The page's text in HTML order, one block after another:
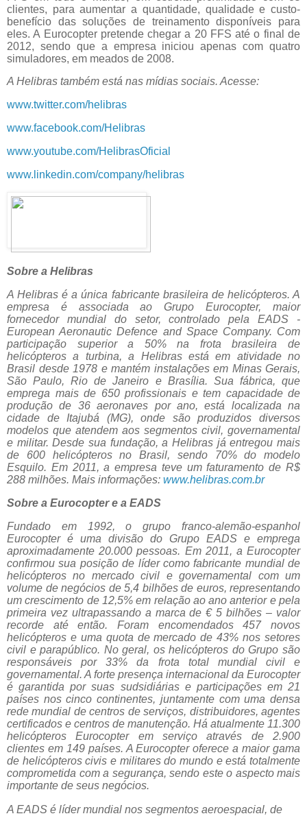
clientes, para aumentar a quantidade, qualidade e custo-
benefício das soluções de treinamento disponíveis para
eles. A Eurocopter pretende chegar a 20 FFS até o final de
2012, sendo que a empresa iniciou apenas com quatro
simuladores, em meados de 2008.
A Helibras também está nas mídias sociais. Acesse:
www.twitter.com/helibras
www.facebook.com/Helibras
www.youtube.com/HelibrasOficial
www.linkedin.com/company/helibras
Sobre a Helibras
A Helibras é a única fabricante brasileira de helicópteros. A
empresa é associada ao Grupo Eurocopter, maior
fornecedor mundial do setor, controlado pela EADS -
European Aeronautic Defence and Space Company. Com
participação superior a 50% na frota brasileira de
helicópteros a turbina, a Helibras está em atividade no
Brasil desde 1978 e mantém instalações em Minas Gerais,
São Paulo, Rio de Janeiro e Brasília. Sua fábrica, que
emprega mais de 650 profissionais e tem capacidade de
produção de 36 aeronaves por ano, está localizada na
cidade de Itajubá (MG), onde são produzidos diversos
modelos que atendem aos segmentos civil, governamental
e militar. Desde sua fundação, a Helibras já entregou mais
de 600 helicópteros no Brasil, sendo 70% do modelo
Esquilo. Em 2011, a empresa teve um faturamento de R$
288 milhões. Mais informações: www.helibras.com.br
Sobre a Eurocopter e a EADS
Fundado em 1992, o grupo franco-alemão-espanhol
Eurocopter é uma divisão do Grupo EADS e emprega
aproximadamente 20.000 pessoas. Em 2011, a Eurocopter
confirmou sua posição de líder como fabricante mundial de
helicópteros no mercado civil e governamental com um
volume de negócios de 5,4 bilhões de euros, representando
um crescimento de 12,5% em relação ao ano anterior e pela
primeira vez ultrapassando a marca de € 5 bilhões – valor
recorde até então. Foram encomendados 457 novos
helicópteros e uma quota de mercado de 43% nos setores
civil e parapúblico. No geral, os helicópteros do Grupo são
responsáveis por 33% da frota total mundial civil e
governamental. A forte presença internacional da Eurocopter
é garantida por suas sudsidiárias e participações em 21
países nos cinco continentes, juntamente com uma densa
rede mundial de centros de serviços, distribuidores, agentes
certificados e centros de manutenção. Há atualmente 11.300
helicópteros Eurocopter em serviço através de 2.900
clientes em 149 países. A Eurocopter oferece a maior gama
de helicópteros civis e militares do mundo e está totalmente
comprometida com a segurança, sendo este o aspecto mais
importante de seus negócios.
A EADS é líder mundial nos segmentos aeroespacial, de